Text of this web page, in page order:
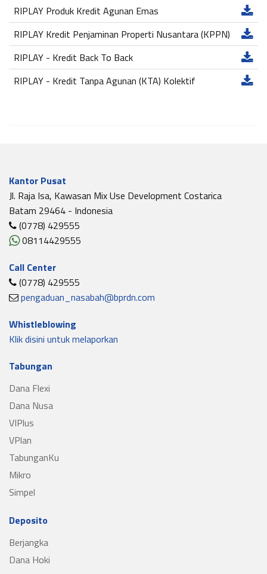
RIPLAY Produk Kredit Agunan Emas
RIPLAY Kredit Penjaminan Properti Nusantara (KPPN)
RIPLAY - Kredit Back To Back
RIPLAY - Kredit Tanpa Agunan (KTA) Kolektif
Kantor Pusat
Jl. Raja Isa, Kawasan Mix Use Development Costarica
Batam 29464 - Indonesia
(0778) 429555
08114429555
Call Center
(0778) 429555
pengaduan_nasabah@bprdn.com
Whistleblowing
Klik disini untuk melaporkan
Tabungan
Dana Flexi
Dana Nusa
VIPlus
VPlan
TabunganKu
Mikro
Simpel
Deposito
Berjangka
Dana Hoki